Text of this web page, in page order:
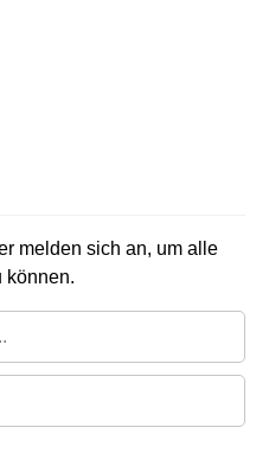
melden sich an, um alle
können.